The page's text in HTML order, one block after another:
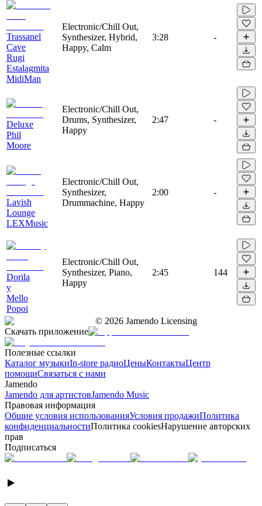
Trassanel
Cave
Rugi
Estalagmita
MidiMan
Electronic/Chill Out,
Synthesizer, Hybrid,
Happy, Calm
3:28 -
Deluxe
Phil
Moore
Electronic/Chill Out,
Drums, Synthesizer,
Happy
2:47 -
Lavish
Lounge
LEXMusic
Electronic/Chill Out,
Synthesizer,
Drummachine, Happy
2:00 -
Dorila
y
Mello
Popoi
Electronic/Chill Out,
Synthesizer, Piano,
Happy
2:45 144
© 2026 Jamendo Licensing
Скачать приложение
Полезные ссылки
Каталог музыкиIn-store радиоЦеныКонтактыЦентр
помощиСвязаться с нами
Jamendo
Jamendo для артистовJamendo Music
Правовая информация
Общие условия использованияУсловия продажиПолитика
конфиденциальностиПолитика cookiesНарушение авторских
прав
Подписаться